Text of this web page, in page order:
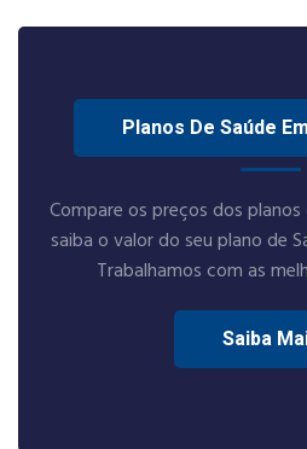
Planos De Saúde
Compare os preços dos planos
saiba o valor do seu plano de
Trabalhamos com as
Saiba